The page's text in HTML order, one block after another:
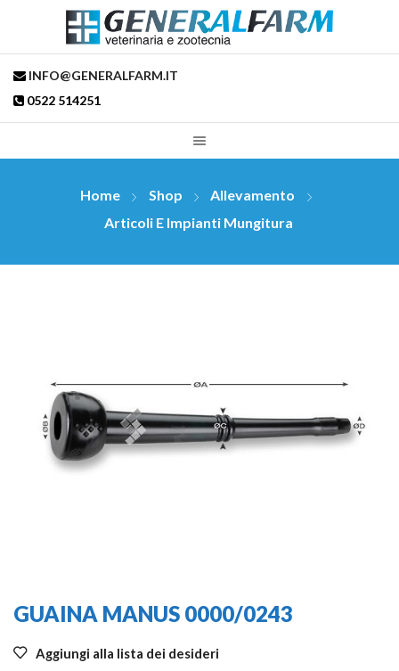
INFO@GENERALFARM.IT
0522 514251
Home Shop
Allevamento
Articoli E Impianti Mungitura
GUAINA MANUS 0000/0243
Aggiungi alla lista dei desideri